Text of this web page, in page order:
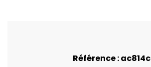
Référence : ac814c